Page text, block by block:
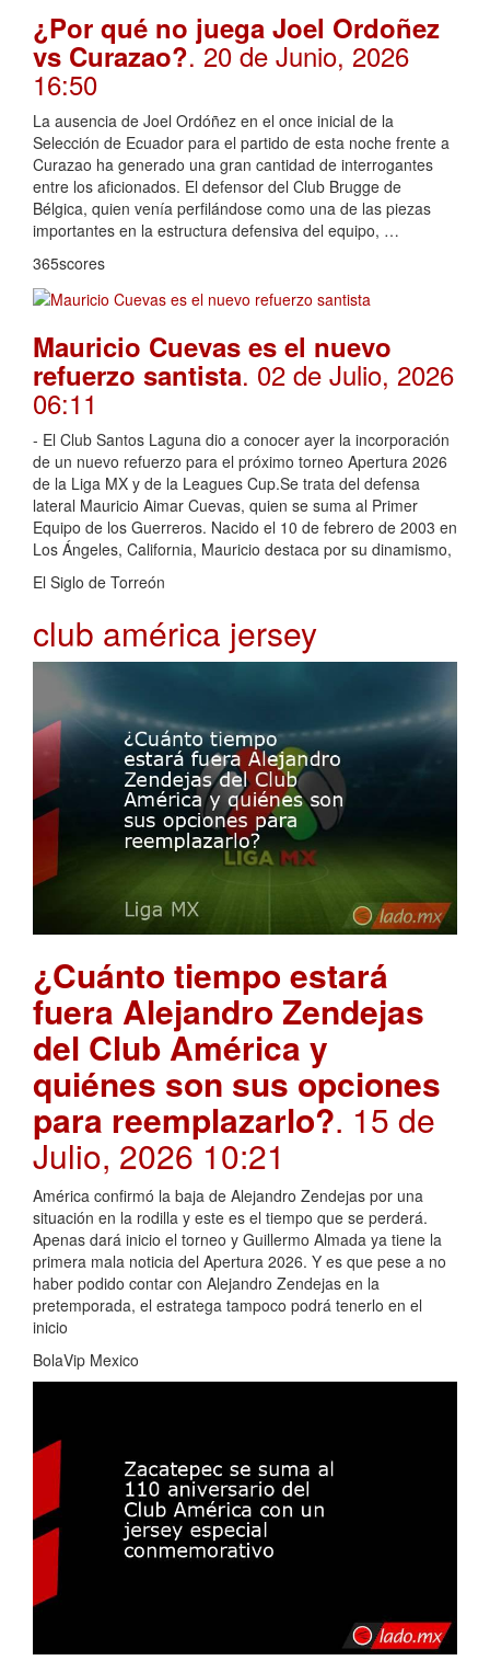
¿Por qué no juega Joel Ordoñez
vs Curazao? . 20 de Junio, 2026
16:50
La ausencia de Joel Ordóñez en el once inicial de la
Selección de Ecuador para el partido de esta noche frente a
Curazao ha generado una gran cantidad de interrogantes
entre los aficionados. El defensor del Club Brugge de
Bélgica, quien venía perfilándose como una de las piezas
365scores
Mauricio Cuevas es el nuevo
refuerzo santista. 02 de Julio, 2026
06:11
- El Club Santos Laguna dio a conocer ayer la incorporación
de un nuevo refuerzo para el próximo torneo Apertura 2026
de la Liga MX y de la Leagues Cup.Se trata del defensa
lateral Mauricio Aimar Cuevas, quien se suma al Primer
Equipo de los Guerreros. Nacido el 10 de febrero de 2003 en
club américa jersey
¿Cuánto tiempo estará
fuera Alejandro Zendejas
del Club América y
quiénes son sus opciones
para reemplazarlo?. 15 de
Julio, 2026 10:21
América confirmó la baja de Alejandro Zendejas por una
situación en la rodilla y este es el tiempo que se perderá.
Apenas dará inicio el torneo y Guillermo Almada ya tiene la
primera mala noticia del Apertura 2026. Y es que pese a no
haber podido contar con Alejandro Zendejas en la
pretemporada, el estratega tampoco podrá tenerlo en el
inicio
BolaVip Mexico